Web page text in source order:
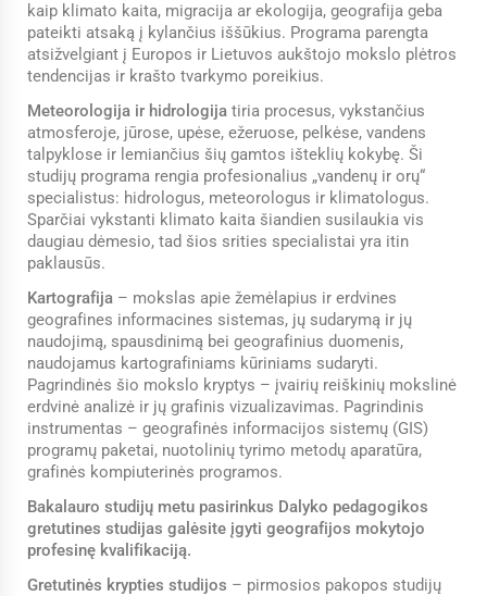
kaip klimato kaita, migracija ar ekologija, geografija geba
pateikti atsaką į kylančius iššūkius. Programa parengta
atsižvelgiant į Europos ir Lietuvos aukštojo mokslo plėtros
tendencijas ir krašto tvarkymo poreikius.
Meteorologija ir hidrologija tiria procesus, vykstančius
atmosferoje, jūrose, upėse, ežeruose, pelkėse, vandens
talpyklose ir lemiančius šių gamtos išteklių kokybę. Ši
studijų programa rengia profesionalius „vandenų ir orų“
specialistus: hidrologus, meteorologus ir klimatologus.
Sparčiai vykstanti klimato kaita šiandien susilaukia vis
daugiau dėmesio, tad šios srities specialistai yra itin
paklausūs.
Kartografija – mokslas apie žemėlapius ir erdvines
geografines informacines sistemas, jų sudarymą ir jų
naudojimą, spausdinimą bei geografinius duomenis,
naudojamus kartografiniams kūriniams sudaryti.
Pagrindinės šio mokslo kryptys – įvairių reiškinių mokslinė
erdvinė analizė ir jų grafinis vizualizavimas. Pagrindinis
instrumentas – geografinės informacijos sistemų (GIS)
programų paketai, nuotolinių tyrimo metodų aparatūra,
grafinės kompiuterinės programos.
Bakalauro studijų metu pasirinkus Dalyko pedagogikos
gretutines studijas galėsite įgyti geografijos mokytojo
profesinę kvalifikaciją.
Gretutinės krypties studijos – pirmosios pakopos studijų